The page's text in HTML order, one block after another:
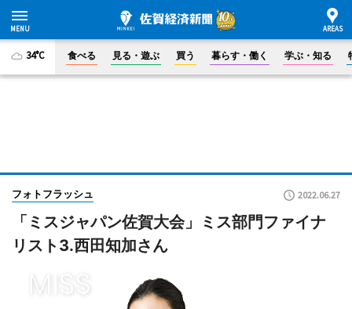
34°C 食べる 見る・遊ぶ 買う 暮らす・働く 学ぶ・知る
フォトフラッシュ 2022.06.27
「ミスジャパン佐賀大会」ミス部門ファイナ
リスト3.西田知加さん